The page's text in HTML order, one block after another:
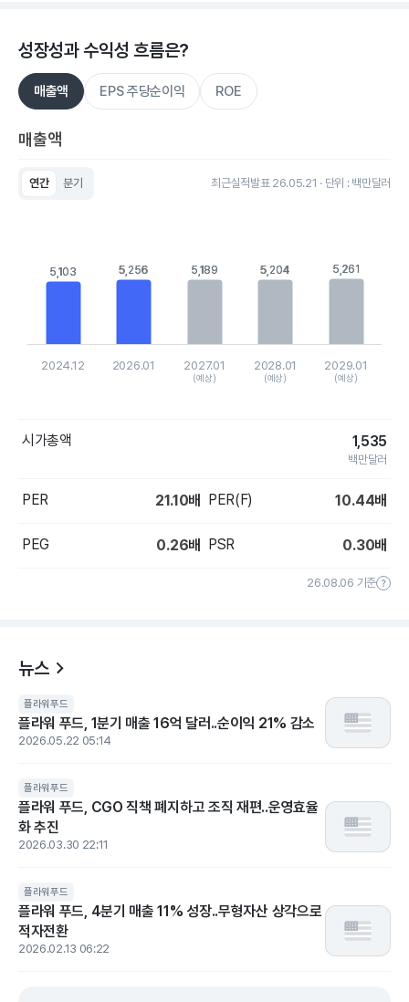
성장성과 수익성 흐름은?
매출액 EPS 주당순이익 ROE
매출액
연간 분기 최근실적발표 26.05.21 · 단위 : 백만달러
The chart has 1 Y axis displaying values. Data ranges from
5,103
5,103 5,256
5,256 5,189
5,189 5,204
5,204 5,261
5,261
2024.12 2026.01 2027.01
(예상)
2028.01
(예상)
2029.01
(예상)
시가총액 1,535
백만달러
PER 21.10배 PER(F) 10.44배
PEG 0.26배 PSR 0.30배
26.08.06 기준
뉴스
플라워푸드
플라워 푸드, 1분기 매출 16억 달러..순이익 21% 감소
2026.05.22 05:14
플라워푸드
플라워 푸드, CGO 직책 폐지하고 조직 재편..운영효율
화 추진
2026.03.30 22:11
플라워푸드
플라워 푸드, 4분기 매출 11% 성장..무형자산 상각으로
적자전환
2026.02.13 06:22